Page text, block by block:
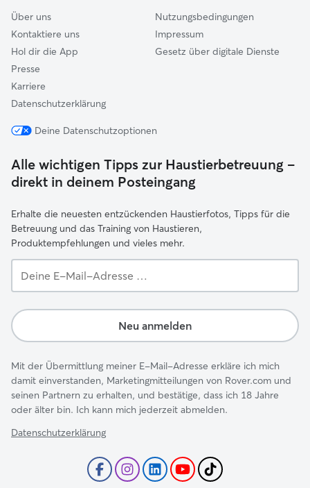
Über uns
Kontaktiere uns
Hol dir die App
Presse
Karriere
Datenschutzerklärung
Nutzungsbedingungen
Impressum
Gesetz über digitale Dienste
Deine Datenschutzoptionen
Alle wichtigen Tipps zur Haustierbetreuung –
direkt in deinem Posteingang
Erhalte die neuesten entzückenden Haustierfotos, Tipps für die
Betreuung und das Training von Haustieren,
Produktempfehlungen und vieles mehr.
E-
Adresse …
Neu anmelden
Mit der Übermittlung meiner E-Mail-Adresse erkläre ich mich
damit einverstanden, Marketingmitteilungen von Rover.com und
seinen Partnern zu erhalten, und bestätige, dass ich 18 Jahre
oder älter bin. Ich kann mich jederzeit abmelden.
Datenschutzerklärung